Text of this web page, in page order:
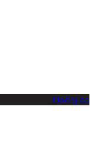
Dodaj na